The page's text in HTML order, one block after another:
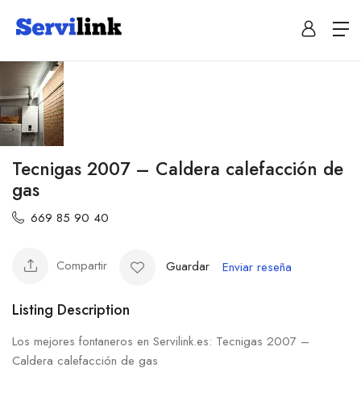
Tecnigas 2007 – Caldera calefacción de
gas
669 85 90 40
Compartir Guardar Enviar reseña
Listing Description
Los mejores fontaneros en Servilink.es: Tecnigas 2007 –
Caldera calefacción de gas